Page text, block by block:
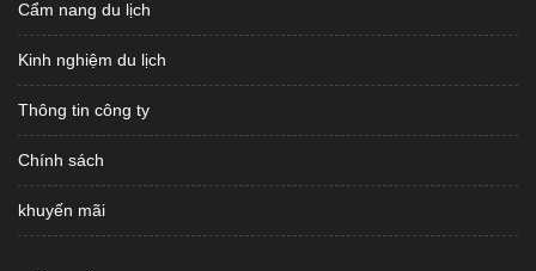
Cẩm nang du lịch
Kinh nghiệm du lịch
Thông tin công ty
Chính sách
khuyến mãi